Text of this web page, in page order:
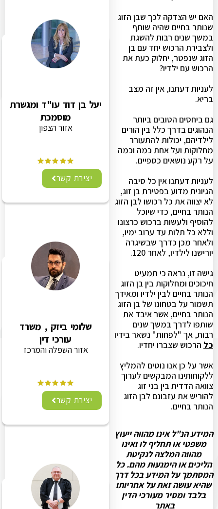
האם יש הצדקה לכך שבן הזוג
שנותר בחיים שהיה שותף
במשך שנים רבות להשגת
ולצבירת הרכוש יחד עם בן
הזוג שנפטר, יחלוק כעת את
הרכוש עם ילדיו?
לעניות דעתנו, אין זה מצב
בריא.
גם ביחסים הטובים ביותר
הנהוגים בדרך כלל בין הורים
לילדיהם, יכולות להתעורר
מחלוקות ועל אחת כמה וכמה
על רקע נושאים כספיים.
לעניות דעתנו אין כל סיבה
הגיונית מדוע בפטירת בן זוג,
לא יצווה את כל רכושו לבן הזוג
הנותר בחיים, כדי שיוכל
להוסיף ולעשות ברכוש כרצונו
וללא כל תלות עד ערוב ימיו,
ולאחר מכן כדרך שבשיגרה
יורישנו לילדיו, לאחר 120.
גישה זו, נראה כי תמעיט
חיכוכים ומחלוקות בין בן הזוג
הנותר בחיים לבין ילדיו ומאידך
תשמור על בטחונו של בן הזוג
הנותר בחיים, אשר איבד את
שותפו לדרך במשך שנים
רבות, אך "לפחות" נשאר בידיו
כלהרכוש שצברו יחדיו.
אשר על כן אנו נוטים להמליץ
ללקוחותינו המבקשים לערוך
צוואה הדדית בין בני זוג
להוריש את עזבונם לבן הזוג
הנותר בחיים.
המידע הנ"ל אינו מהווה ייעוץ
משפטי או תחליף לו ואינו
מהווה המלצה לנקיטת
הליכים או הימנעות מהם. כל
המסתמך על המידע בכל דרך
שהיא עושה זאת על אחריותו
בלבד ומסיר מעורכי הדין
באתר
יעל בן דוד עו"ד ומגשרת
מוסמכת
אזור הצפון
יצירת קשר
שלומי ביזק , משרד
עורכי דין
אזור השפלה והמרכז
יצירת קשר